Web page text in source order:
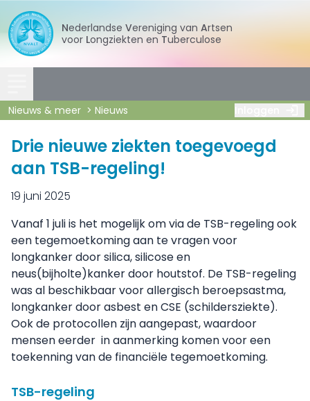
Nederlandse Vereniging van
Artsen
voor Longziekten en Tuberculose
Nieuws & meer Nieuws
Drie nieuwe ziekten toegevoegd
aan TSB-regeling!
19 juni 2025
Vanaf 1 juli is het mogelijk om via de TSB-regeling ook
een tegemoetkoming aan te vragen voor
longkanker door silica, silicose en
neus(bijholte)kanker door houtstof. De TSB-regeling
was al beschikbaar voor allergisch beroepsastma,
longkanker door asbest en CSE (schildersziekte).
Ook de protocollen zijn aangepast, waardoor
mensen eerder in aanmerking komen voor een
toekenning van de financiële tegemoetkoming.
TSB-regeling